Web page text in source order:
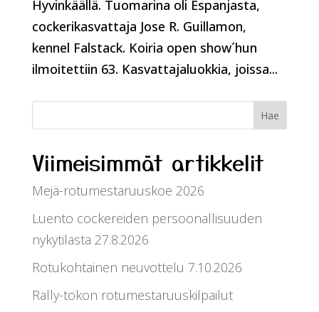
Hyvinkäällä. Tuomarina oli Espanjasta,
cockerikasvattaja Jose R. Guillamon,
kennel Falstack. Koiria open show´hun
ilmoitettiin 63. Kasvattajaluokkia, joissa...
Viimeisimmät artikkelit
Mejä-rotumestaruuskoe 2026
Luento cockereiden persoonallisuuden
nykytilasta 27.8.2026
Rotukohtainen neuvottelu 7.10.2026
Rally-tokon rotumestaruuskilpailut